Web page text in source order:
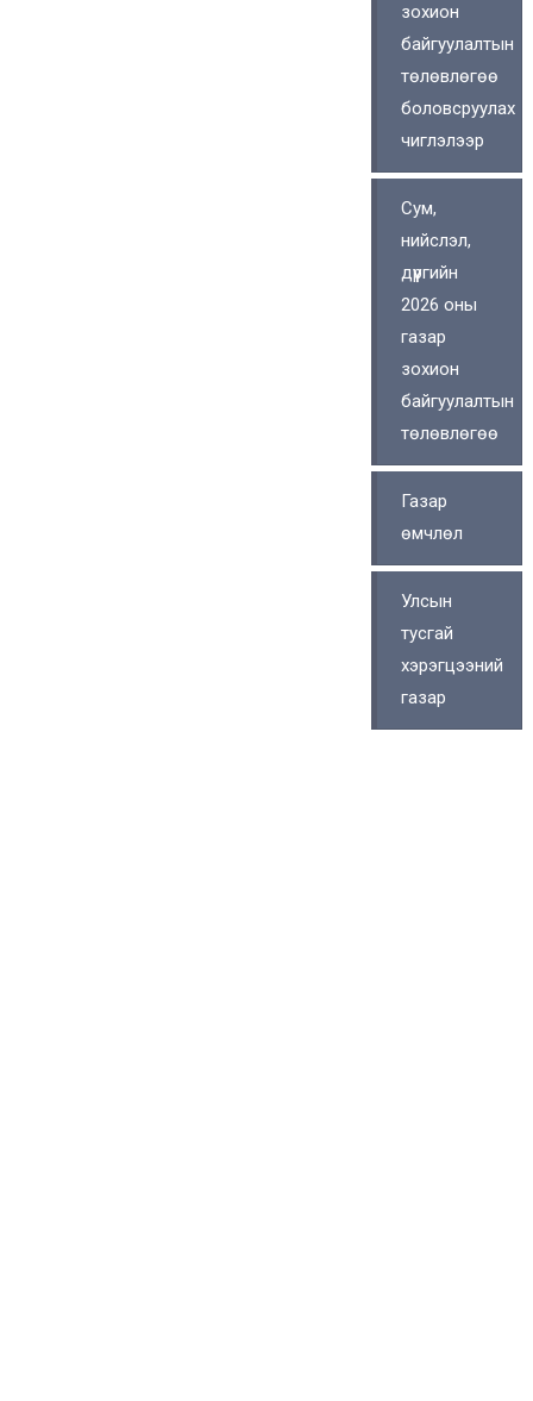
зохион
байгуулалтын
төлөвлөгөө
боловсруулах
чиглэлээр
Сум,
нийслэл,
дүүргийн
2026 оны
газар
зохион
байгуулалтын
төлөвлөгөө
Газар
өмчлөл
Улсын
тусгай
хэрэгцээний
газар